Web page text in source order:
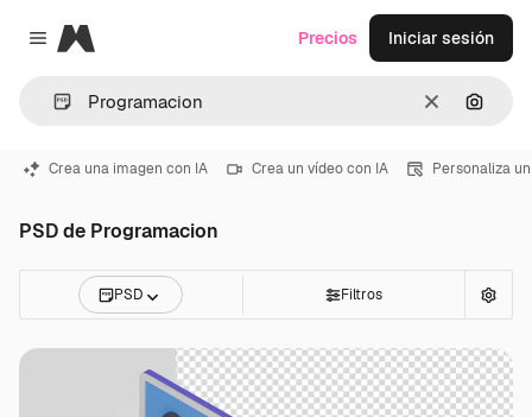
Close menu
Magnific
Borrar
Precios Iniciar sesión
Crea una imagen con IA Crea un vídeo con IA Personaliza
PSD de Programacion
PSD Filtros